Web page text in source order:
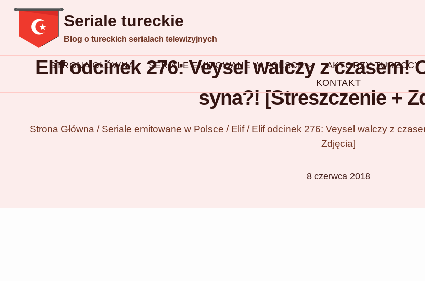
Przejdź
treści
Seriale tureckie
Blog o tureckich serialach telewizyjnych
STRONA GŁÓWNA SERIALE EMITOWANE W POLSCE AKTORZY TURECCY
KONTAKT
Elif odcinek 276: Veysel walczy z czasem!
syna?! [Streszczenie +
Strona Główna / Seriale emitowane w Polsce / Elif / Elif odcinek 276: Veysel walczy z
Zdjęcia]
8 czerwca 2018